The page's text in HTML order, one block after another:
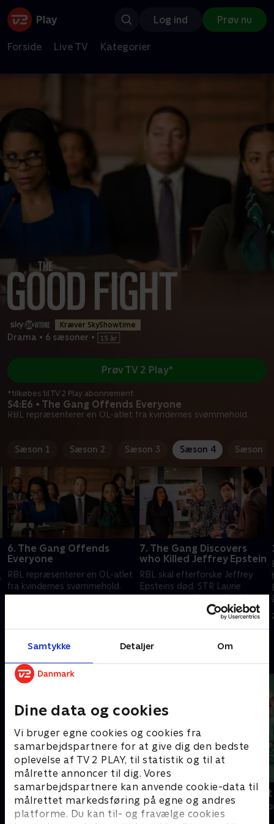
Samtykke Detaljer Om
Dine data og cookies
Vi bruger egne cookies og cookies fra
samarbejdspartnere for at give dig den bedste
oplevelse af TV 2 PLAY, til statistik og til at
målrette annoncer til dig. Vores
samarbejdspartnere kan anvende cookie-data til
målrettet markedsføring på egne og andres
platforme. Du kan til- og fravælge cookies
Log ind Prøv nu
Forside Live TV Kategorier
Kræver SkyShowtime
Drama • 6 sæsoner •
S4:E6 • The Gang Offends Everyone
RBL repræsenterer en OL-atlet fra kvindernes svømmehold.
Prøv TV 2 Play*
*tilkøbes til TV 2 Play abonnement
Sæson 1 Sæson 2 Sæson 3 Sæson 4 Sæson 5
6. The Gang Offends
Everyone
RBL repræsenterer en OL-atlet
fra kvindernes svømmehold.
7. The Gang Discovers
who Killed Jeffrey Epstein
RBL skal efterforske Jeffrey
Epsteins død. STR Laurie
strammer grebet ved at tvinge
RBL til at foretage fyringer.
Happy fucking Pride
Drama • 1 sæsoner
Fake Patient
Drama • 1